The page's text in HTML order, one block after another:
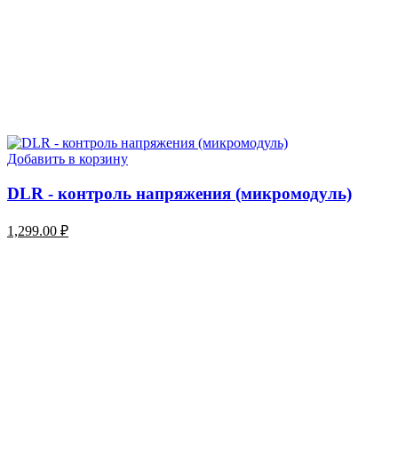
Добавить в корзину
DLR - контроль напряжения (микромодуль)
1,299.00 ₽